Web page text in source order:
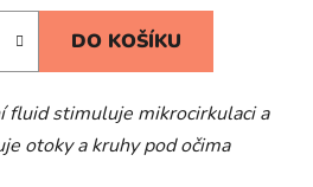
DO KOŠÍKU
fluid stimuluje mikrocirkulaci a
otoky a kruhy pod očima